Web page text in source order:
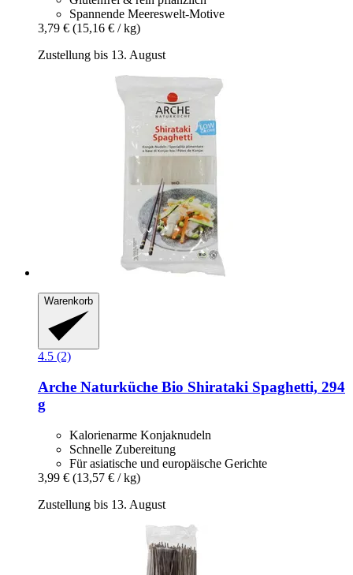
Spannende Meereswelt-Motive
3,79 € (15,16 € / kg)
Zustellung bis 13. August
Warenkorb
4.5 (2)
Arche Naturküche Bio Shirataki Spaghetti, 294
g
Kalorienarme Konjaknudeln
Schnelle Zubereitung
Für asiatische und europäische Gerichte
3,99 € (13,57 € / kg)
Zustellung bis 13. August